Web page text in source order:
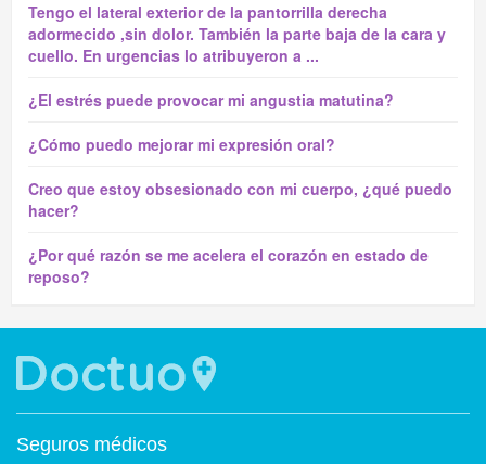
Tengo el lateral exterior de la pantorrilla derecha
adormecido ,sin dolor. También la parte baja de la cara y
cuello. En urgencias lo atribuyeron a ...
¿El estrés puede provocar mi angustia matutina?
¿Cómo puedo mejorar mi expresión oral?
Creo que estoy obsesionado con mi cuerpo, ¿qué puedo
hacer?
¿Por qué razón se me acelera el corazón en estado de
reposo?
Seguros médicos